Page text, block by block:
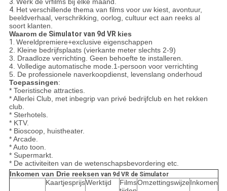
3. Werk de vrfilms bij elke maand.
4. Het verschillende thema van films voor uw kiest, avontuur,
beeldverhaal, verschrikking, oorlog, cultuur ect aan reeks al
soort klanten.
Waarom deSimulator van 9d VR kies
1. Wereldpremiere+exclusive eigenschappen
2. Kleine bedrijfsplaats (vierkante meter slechts 2-9)
3. Draadloze verrichting. Geen behoefte te installeren.
4. Volledige automatische mode.1-persoon voor verrichting
5. De professionele naverkoopdienst, levenslang onderhoud
Toepassingen:
* Toeristische attracties.
* Allerlei Club, met inbegrip van privé bedrijfclub en het rekken
club.
* Sterhotels.
* KTV.
* Bioscoop, huistheater.
* Arcade.
* Auto toon.
* Supermarkt.
* De activiteiten van de wetenschapsbevordering etc.
Inkomen van Drie reeksen van 9d VR de Simulator
KaartjesprijsWerktijd
FilmsOmzettingswijzeInkomen